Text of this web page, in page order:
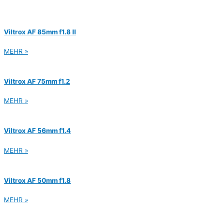
Viltrox AF 85mm f1.8 II
MEHR »
Viltrox AF 75mm f1.2
MEHR »
Viltrox AF 56mm f1.4
MEHR »
Viltrox AF 50mm f1.8
MEHR »